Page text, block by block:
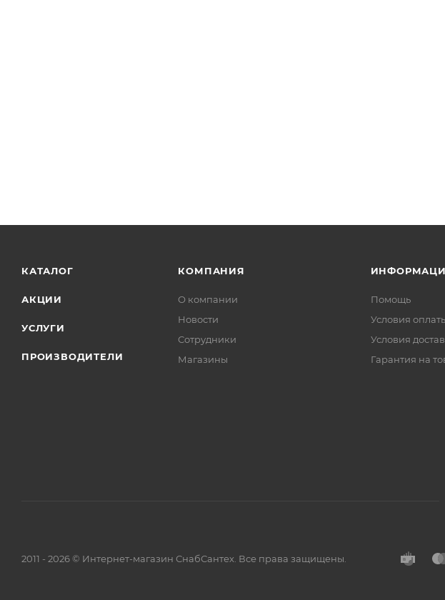
КАТАЛОГ
АКЦИИ
УСЛУГИ
ПРОИЗВОДИТЕЛИ
КОМПАНИЯ
О компании
Новости
Сотрудники
Магазины
Помощь
Условия
Условия
Гарантия на
2011 - 2026 © Интернет-магазин СнабСантех. Все права защищены.